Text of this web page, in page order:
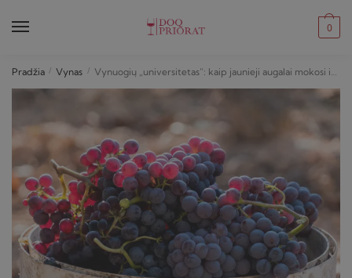
0
Pradžia / Vynas / Vynuogių „universitetas”: kaip jaunieji augalai mokosi iš senųjų